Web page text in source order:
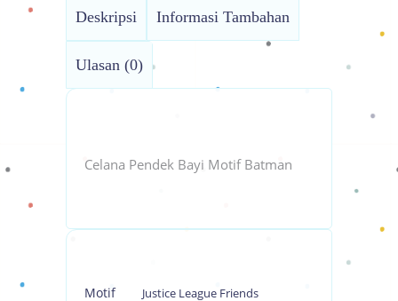
Deskripsi Informasi Tambahan
Ulasan (0)
Celana Pendek Bayi Motif Batman
Motif Justice League Friends